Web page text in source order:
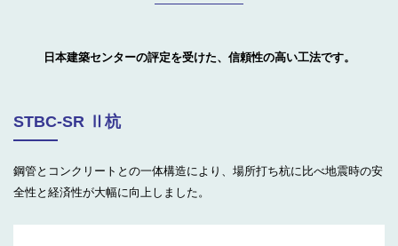
日本建築センターの評定を受けた、信頼性の高い工法です。
STBC-SR Ⅱ杭
鋼管とコンクリートとの一体構造により、場所打ち杭に比べ地震時の安
全性と経済性が大幅に向上しました。